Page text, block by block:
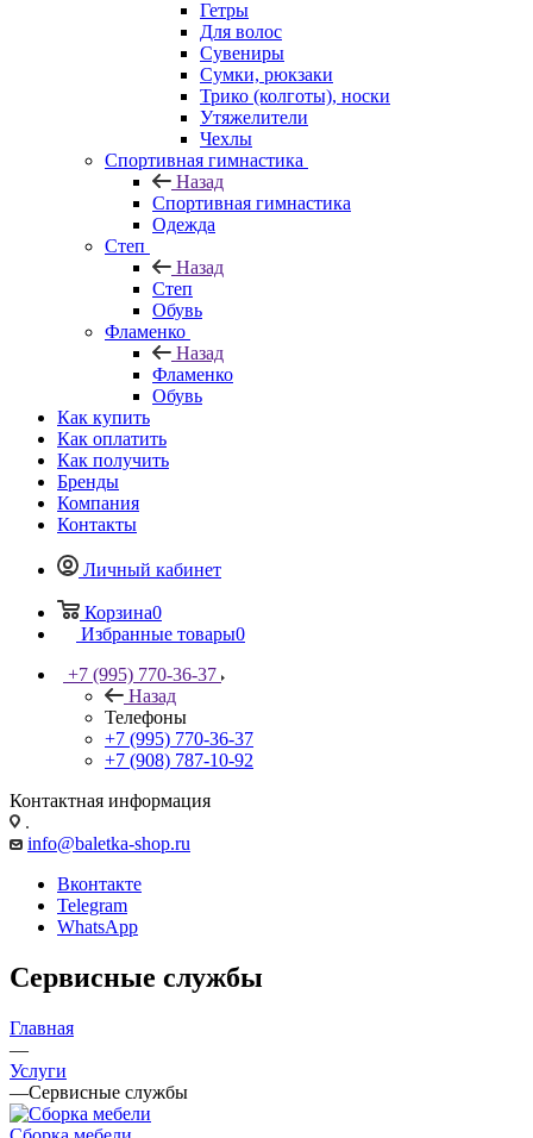
Гетры
Для волос
Сувениры
Сумки, рюкзаки
Трико (колготы), носки
Утяжелители
Чехлы
Спортивная гимнастика
Назад
Спортивная гимнастика
Одежда
Степ
Назад
Степ
Обувь
Фламенко
Назад
Фламенко
Обувь
Как купить
Как оплатить
Как получить
Бренды
Компания
Контакты
Личный кабинет
Корзина0
Избранные товары0
+7 (995) 770-36-37
Назад
Телефоны
+7 (995) 770-36-37
+7 (908) 787-10-92
Контактная информация
.
info@baletka-shop.ru
Вконтакте
Telegram
WhatsApp
Сервисные службы
Главная
—
Услуги
—Сервисные службы